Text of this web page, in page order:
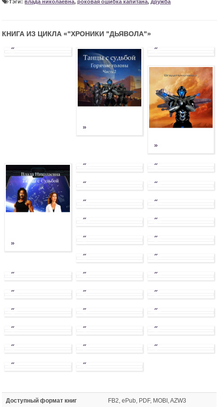
Тэги:влада николаевна,роковая ошибка капитана, дружба
КНИГА ИЗ ЦИКЛА «"ХРОНИКИ "ДЬЯВОЛА"»
»
»
»
»
»
» »
» »
» »
» »
» »
» »
» » »
» » »
» » »
» » »
» » »
» »
Доступный формат книг FB2, ePub, PDF, MOBI, AZW3